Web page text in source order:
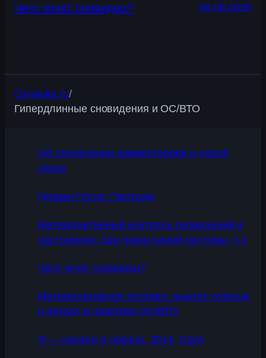
Чего хочет сновидец? 06.09.2025
Osnauka.ru/
Гипердлинные сновидения и ОС/ВТО
Об отключении комментариев и новой
эпохе
Герман Гессе: Гертруда
Метакогнитивный контроль сновидений и
настроения: две грани одной системы, ч.1
Чего хочет сновидец?
Метакогнитивное топливо: анализ успехов
и неудач в практике ОС/ВТО
Я — начало (I origins), 2014, США